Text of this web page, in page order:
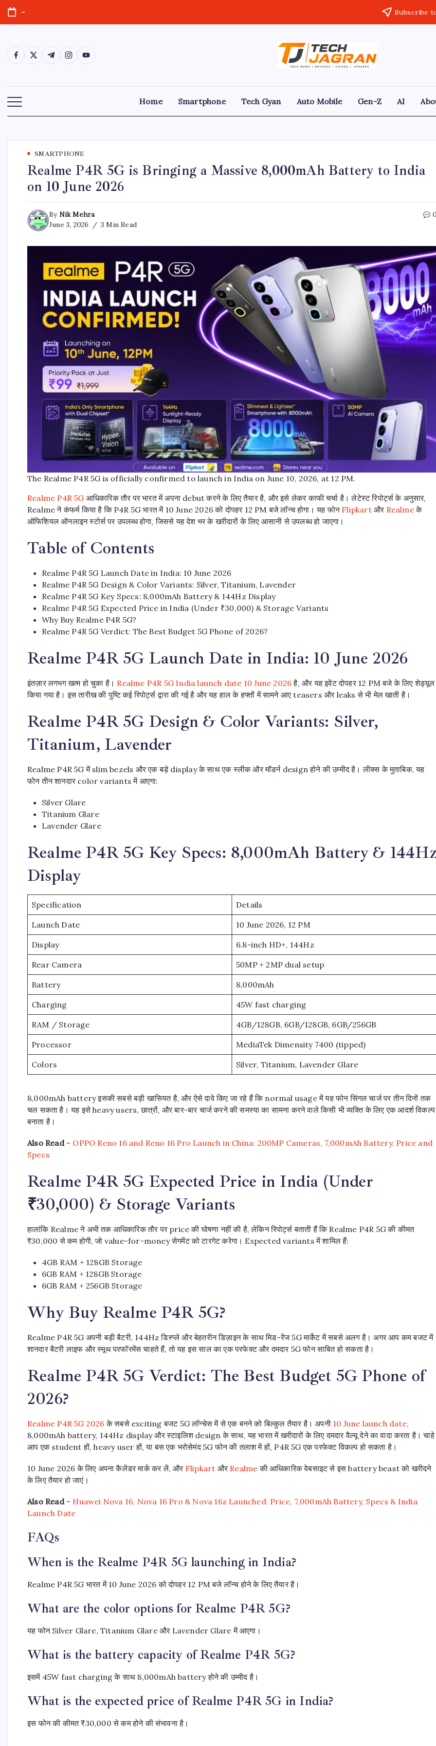
- Subscribe
Home Smartphone Tech Gyan Auto Mobile Gen-Z AI
SMARTPHONE
Realme P4R 5G is Bringing a Massive 8,000mAh Battery to India
on 10 June 2026
By Nik Mehra
June 3, 2026
3 Min Read
0
The Realme P4R 5G is officially confirmed to launch in India on June 10, 2026, at 12 PM.
Realme P4R 5G आधिकारिक तौर पर भारत में अपना debut करने के लिए तैयार है, और इसे लेकर काफी चर्चा है। लेटेस्ट रिपोर्ट्स के अनुसार,
Realme ने कंफर्म किया है कि P4R 5G भारत में 10 June 2026 को दोपहर 12 PM बजे लॉन्च होगा। यह फोन Flipkartऔर Realmeके
ऑफिशियल ऑनलाइन स्टोर्स पर उपलब्ध होगा, जिससे यह देश भर के खरीदारों के लिए आसानी से उपलब्ध हो जाएगा।
Table of Contents
Realme P4R 5G Launch Date in India: 10 June 2026
Realme P4R 5G Design & Color Variants: Silver, Titanium, Lavender
Realme P4R 5G Key Specs: 8,000mAh Battery & 144Hz Display
Realme P4R 5G Expected Price in India (Under ₹30,000) & Storage Variants
Why Buy Realme P4R 5G?
Realme P4R 5G Verdict: The Best Budget 5G Phone of 2026?
Realme P4R 5G Launch Date in India: 10 June 2026
इंतज़ार लगभग खत्म हो चुका है। Realme P4R 5G India launch date 10 June 2026है, और यह इवेंट दोपहर 12 PM बजे के लिए शेड्यूल
किया गया है। इस तारीख की पुष्टि कई रिपोर्ट्स द्वारा की गई है और यह हाल के हफ्तों में सामने आए teasers और leaks से भी मेल खाती है।
Realme P4R 5G Design & Color Variants: Silver,
Titanium, Lavender
Realme P4R 5G में slim bezels और एक बड़े display के साथ एक स्लीक और मॉडर्न design होने की उम्मीद है। लीक्स के मुताबिक, यह
फोन तीन शानदार color variants में आएगा:
Silver Glare
Titanium Glare
Lavender Glare
Realme P4R 5G Key Specs: 8,000mAh Battery & 144Hz
Display
Specification Details
Launch Date 10 June 2026, 12 PM
Display 6.8-inch HD+, 144Hz
Rear Camera 50MP + 2MP dual setup
Battery 8,000mAh
Charging 45W fast charging
RAM / Storage 4GB/128GB, 6GB/128GB, 6GB/256GB
Processor MediaTek Dimensity 7400 (tipped)
Colors Silver, Titanium, Lavender Glare
8,000mAh battery इसकी सबसे बड़ी खासियत है, और ऐसे दावे किए जा रहे हैं कि normal usage में यह फोन सिंगल चार्ज पर तीन दिनों तक
चल सकता है। यह इसे heavy users, छात्रों, और बार-बार चार्ज करने की समस्या का सामना करने वाले किसी भी व्यक्ति के लिए एक आदर्श विकल्प
बनाता है।
Also Read– OPPO Reno 16 and Reno 16 Pro Launch in China: 200MP Cameras, 7,000mAh Battery, Price and
Specs
Realme P4R 5G Expected Price in India (Under
₹30,000) & Storage Variants
हालांकि Realme ने अभी तक आधिकारिक तौर पर price की घोषणा नहीं की है, लेकिन रिपोर्ट्स बताती हैं कि Realme P4R 5G की कीमत
₹30,000 से कम होगी, जो value-for-money सेगमेंट को टारगेट करेगा। Expected variants में शामिल हैं:
4GB RAM + 128GB Storage
6GB RAM + 128GB Storage
6GB RAM + 256GB Storage
Why Buy Realme P4R 5G?
Realme P4R 5G अपनी बड़ी बैटरी, 144Hz डिस्प्ले और बेहतरीन डिज़ाइन के साथ मिड-रेंज 5G मार्केट में सबसे अलग है। अगर आप कम बजट में
शानदार बैटरी लाइफ और स्मूथ परफॉरमेंस चाहते हैं, तो यह इस साल का एक परफेक्ट और दमदार 5G फोन साबित हो सकता है।
Realme P4R 5G Verdict: The Best Budget 5G Phone of
2026?
Realme P4R 5G 2026 के सबसे exciting बजट 5G लॉन्चेस में से एक बनने को बिल्कुल तैयार है। अपनी 10 June launch date,
8,000mAh battery, 144Hz display और स्टाइलिश design के साथ, यह भारत में खरीदारों के लिए दमदार वैल्यू देने का वादा करता है। चाहे
आप एक student हों, heavy user हों, या बस एक भरोसेमंद 5G फोन की तलाश में हों, P4R 5G एक परफेक्ट विकल्प हो सकता है।
10 June 2026 के लिए अपना कैलेंडर मार्क कर लें, और Flipkart और Realme की आधिकारिक वेबसाइट से इस battery beast को खरीदने
के लिए तैयार हो जाएं।
Also Read– Huawei Nova 16, Nova 16 Pro & Nova 16z Launched: Price, 7,000mAh Battery, Specs & India
Launch Date
FAQs
When is the Realme P4R 5G launching in India?
Realme P4R 5G भारत में 10 June 2026 को दोपहर 12 PM बजे लॉन्च होने के लिए तैयार है।
What are the color options for Realme P4R 5G?
यह फोन Silver Glare, Titanium Glare और Lavender Glare में आएगा।
What is the battery capacity of Realme P4R 5G?
इसमें 45W fast charging के साथ 8,000mAh battery होने की उम्मीद है।
What is the expected price of Realme P4R 5G in India?
इस फोन की कीमत ₹30,000 से कम होने की संभावना है।